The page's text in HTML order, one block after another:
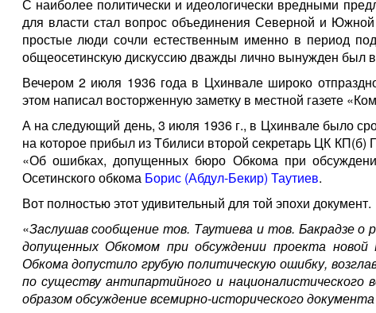
С наиболее политически и идеологически вредными
для власти стал вопрос объединения Северной и
простые люди сочли естественным именно в период
общеосетинскую дискуссию дважды лично вынужден был
Вечером 2 июля 1936 года в Цхинвале широко
этом написал восторженную заметку в местной газете
А на следующий день, 3 июля 1936 г., в Цхинвале было
на которое прибыл из Тбилиси второй секретарь ЦК
«Об ошибках, допущенных бюро Обкома при
Осетинского обкома Борис (Абдул-Бекир) Таутиев.
Вот полностью этот удивительный для той эпохи документ.
«Заслушав сообщение тов. Таутиева и тов. Бакрадзе о
допущенных Обкомом при обсуждении проекта
Обкома допустило грубую политическую ошибку,
по существу антипартийного и
образом обсуждение всемирно-исторического